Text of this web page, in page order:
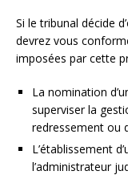
Si le tribunal décide
devrez vous
imposées par cette
La nomination
superviser la
redressement ou
L’établissement
l’administrateur